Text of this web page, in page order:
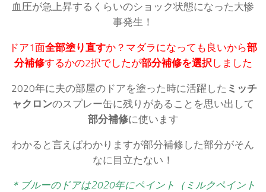
血圧が急上昇するくらいのショック状態になった大惨
事発生！
ドア1面全部塗り直すか？マダラになっても良いから部
分補修するかの2択でしたが部分補修を選択しました
2020年に夫の部屋のドアを塗った時に活躍した ミッチ
ャクロンのスプレー缶に残りがあることを思い出して
部分補修に使います
わかると言えばわかりますが部分補修した部分がそん
なに目立たない！
＊ブルーのドアは2020年にペイント（ミルクペイント